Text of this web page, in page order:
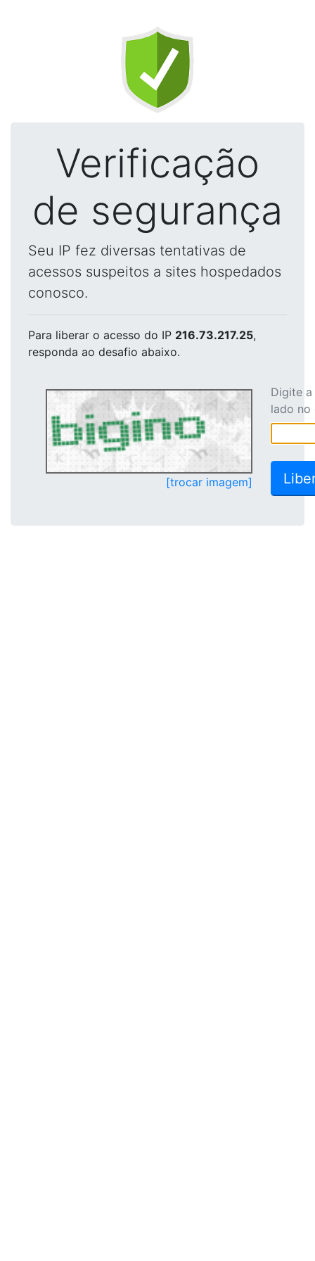
Verificação
de segurança
Seu IP fez diversas tentativas de
acessos suspeitos a sites hospedados
conosco.
Para liberar o acesso do IP 216.73.217.25,
responda ao desafio abaixo.
[trocar imagem]
Digite
lado no